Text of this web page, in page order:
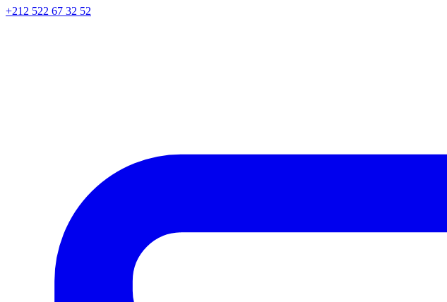
+212 522 67 32 52